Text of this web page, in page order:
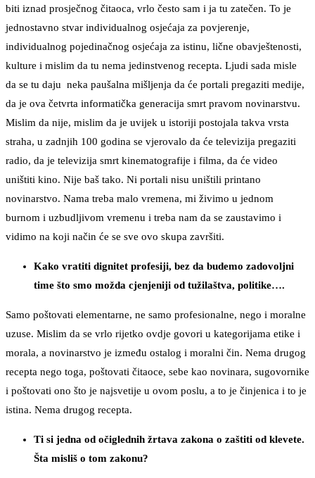
biti iznad prosječnog čitaoca, vrlo često sam i ja tu zatečen. To je
jednostavno stvar individualnog osjećaja za povjerenje,
individualnog pojedinačnog osjećaja za istinu, lične obavještenosti,
kulture i mislim da tu nema jedinstvenog recepta. Ljudi sada misle
da se tu daju neka paušalna mišljenja da će portali pregaziti medije,
da je ova četvrta informatička generacija smrt pravom novinarstvu.
Mislim da nije, mislim da je uvijek u istoriji postojala takva vrsta
straha, u zadnjih 100 godina se vjerovalo da će televizija pregaziti
radio, da je televizija smrt kinematografije i filma, da će video
uništiti kino. Nije baš tako. Ni portali nisu uništili printano
novinarstvo. Nama treba malo vremena, mi živimo u jednom
burnom i uzbudljivom vremenu i treba nam da se zaustavimo i
vidimo na koji način će se sve ovo skupa završiti.
Kako vratiti dignitet profesiji, bez da budemo zadovoljni
time što smo možda cjenjeniji od tužilaštva, politike….
Samo poštovati elementarne, ne samo profesionalne, nego i moralne
uzuse. Mislim da se vrlo rijetko ovdje govori u kategorijama etike i
morala, a novinarstvo je između ostalog i moralni čin. Nema drugog
recepta nego toga, poštovati čitaoce, sebe kao novinara, sugovornike
i poštovati ono što je najsvetije u ovom poslu, a to je činjenica i to je
istina. Nema drugog recepta.
Ti si jedna od očiglednih žrtava zakona o zaštiti od klevete.
Šta misliš o tom zakonu?